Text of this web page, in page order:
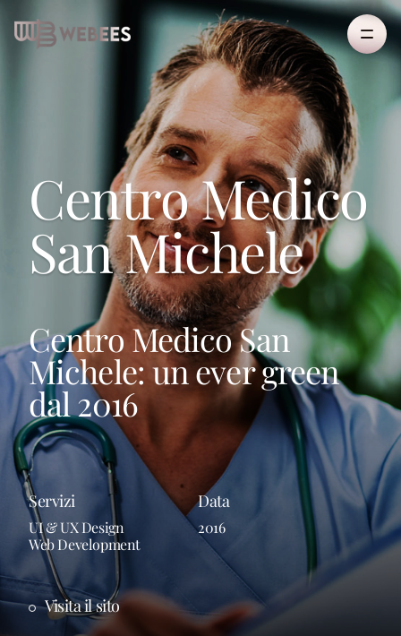
Centro Medico
San Michele
Centro Medico San
Michele: un ever green
dal 2016
Servizi
UI & UX Design
Web Development
Data
2016
Visita il sito